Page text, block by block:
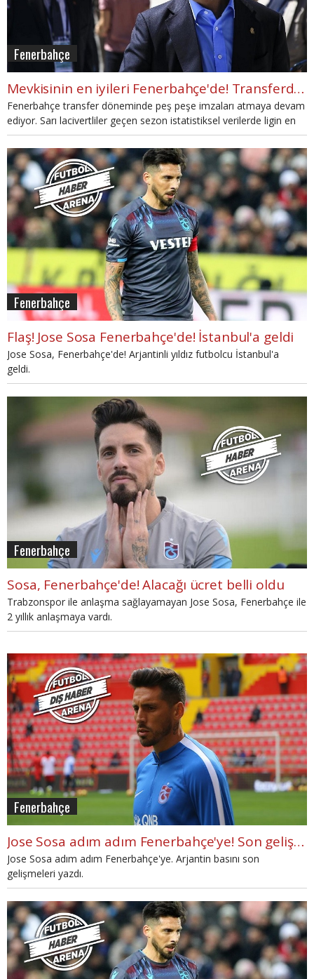
Fenerbahçe
Mevkisinin en iyileri Fenerbahçe'de! Transferde peş peşe imzalar
Fenerbahçe transfer döneminde peş peşe imzaları atmaya devam
ediyor. Sarı lacivertliler geçen sezon istatistiksel verilerde ligin en
iyilerini kadrosuna kattı.
Fenerbahçe
Flaş! Jose Sosa Fenerbahçe'de! İstanbul'a geldi
Jose Sosa, Fenerbahçe'de! Arjantinli yıldız futbolcu İstanbul'a
geldi.
Fenerbahçe
Sosa, Fenerbahçe'de! Alacağı ücret belli oldu
Trabzonspor ile anlaşma sağlayamayan Jose Sosa, Fenerbahçe ile
2 yıllık anlaşmaya vardı.
Fenerbahçe
Jose Sosa adım adım Fenerbahçe'ye! Son gelişmeler
Jose Sosa adım adım Fenerbahçe'ye. Arjantin basını son
gelişmeleri yazdı.